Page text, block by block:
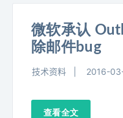
微软承认
除邮件bug
技术资料 2016-
查看全文